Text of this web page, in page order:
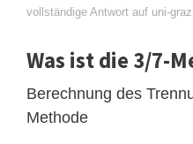
vollständige Antwort auf uni-
Was ist die 3/7-
Berechnung des
Methode